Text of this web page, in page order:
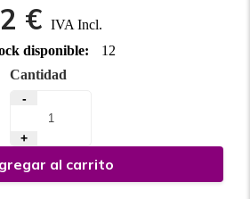
2 € IVA Incl.
disponible:
12
Cantidad
-
+
al carrito